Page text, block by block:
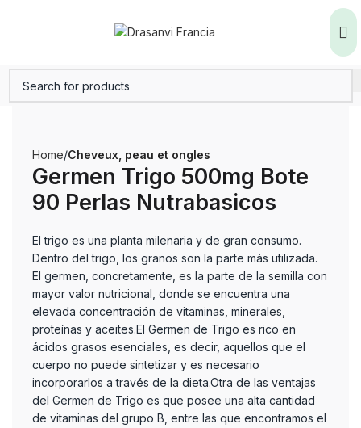
Home Cheveux, peau et ongles
Germen Trigo 500mg Bote
90 Perlas Nutrabasicos
El trigo es una planta milenaria y de gran consumo.
Dentro del trigo, los granos son la parte más utilizada.
El germen, concretamente, es la parte de la semilla con
mayor valor nutricional, donde se encuentra una
elevada concentración de vitaminas, minerales,
proteínas y aceites.El Germen de Trigo es rico en
ácidos grasos esenciales, es decir, aquellos que el
cuerpo no puede sintetizar y es necesario
incorporarlos a través de la dieta.Otra de las ventajas
del Germen de Trigo es que posee una alta cantidad
de vitaminas del grupo B, entre las que encontramos el